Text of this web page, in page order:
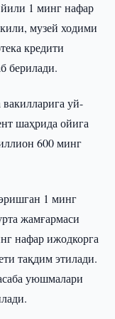
1 минг нафар
музей ходими
кредити
берилади.
уй-
шаҳрида ойига
600 минг
1 минг
жамғармаси
нафар ижодкорга
тақдим этилади.
уюшмалари